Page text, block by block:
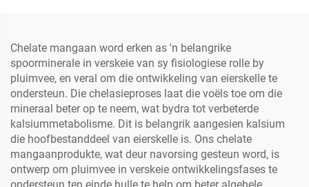
Chelate mangaan word erken as 'n belangrike
spoorminerale in verskeie van sy fisiologiese rolle by
pluimvee, en veral om die ontwikkeling van eierskelle te
ondersteun. Die chelasieproses laat die voëls toe om die
mineraal beter op te neem, wat bydra tot verbeterde
kalsiummetabolisme. Dit is belangrik aangesien kalsium
die hoofbestanddeel van eierskelle is. Ons chelate
mangaanprodukte, wat deur navorsing gesteun word, is
ontwerp om pluimvee in verskeie ontwikkelingsfases te